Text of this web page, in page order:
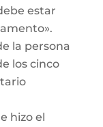
estar
la persona
los cinco
hizo el